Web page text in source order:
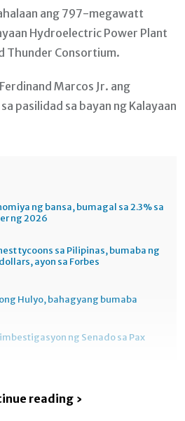
ang 797-megawatt
Hydroelectric Power Plant
Thunder Consortium.
Marcos Jr. ang
pasilidad sa bayan ng Kalayaan
ng bansa, bumagal sa 2.3% sa
ng 2026
tycoons sa Pilipinas, bumaba ng
ayon sa Forbes
Hulyo, bahagyang bumaba
ng Senado sa Pax
reading ›